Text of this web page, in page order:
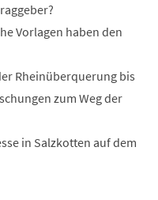
Vorlagen haben den
Rheinüberquerung bis
zum Weg der
in Salzkotten auf dem